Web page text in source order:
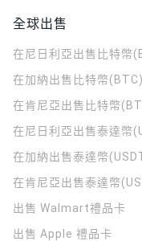
全球出售
在尼日利亞出售比特幣
在加納出售比特幣(BTC)
在肯尼亞出售比特幣
在尼日利亞出售泰達幣
在加納出售泰達幣
在肯尼亞出售泰達幣
出售 Walmart禮品卡
出售 Apple 禮品卡